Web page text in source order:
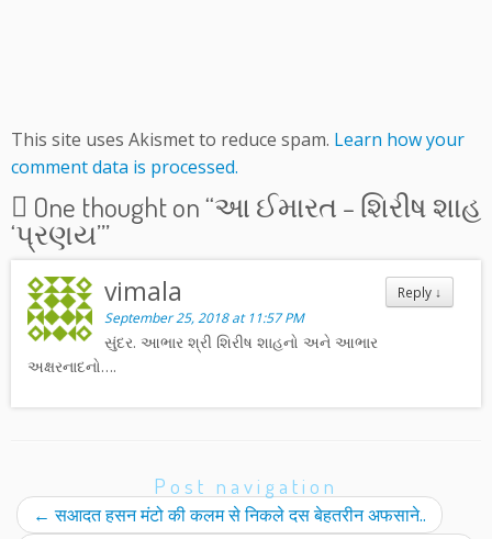
This site uses Akismet to reduce spam. Learn how your
comment data is processed.
One thought on “આ ઈમારત – શિરીષ શાહ
‘પ્રણય’”
Reply ↓
vimala
September 25, 2018 at 11:57 PM
સુંદર. આભાર શ્રી શિરીષ શાહનો અને આભાર
અક્ષરનાદનો….
Post navigation
← सआदत हसन मंटो की कलम से निकले दस बेहतरीन अफसाने..